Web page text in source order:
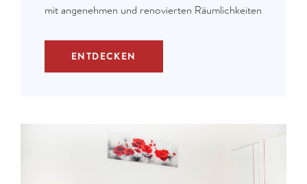
mit angenehmen und renovierten Räumlichkeiten
ENTDECKEN